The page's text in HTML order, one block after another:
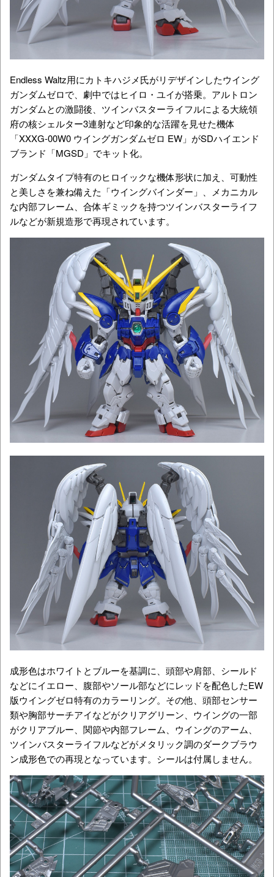
Endless Waltz用にカトキハジメ氏がリデザインしたウイング
ガンダムゼロで、劇中ではヒイロ・ユイが搭乗。アルトロン
ガンダムとの激闘後、ツインバスターライフルによる大統領
府の核シェルター3連射など印象的な活躍を見せた機体
「XXXG-00W0 ウイングガンダムゼロ EW」がSDハイエンド
ブランド「MGSD」でキット化。
ガンダムタイプ特有のヒロイックな機体形状に加え、可動性
と美しさを兼ね備えた「ウイングバインダー」、メカニカル
な内部フレーム、合体ギミックを持つツインバスターライフ
ルなどが新規造形で再現されています。
成形色はホワイトとブルーを基調に、頭部や肩部、シールド
などにイエロー、腹部やソール部などにレッドを配色したEW
版ウイングゼロ特有のカラーリング。その他、頭部センサー
類や胸部サーチアイなどがクリアグリーン、ウイングの一部
がクリアブルー、関節や内部フレーム、ウイングのアーム、
ツインバスターライフルなどがメタリック調のダークブラウ
ン成形色での再現となっています。シールは付属しません。